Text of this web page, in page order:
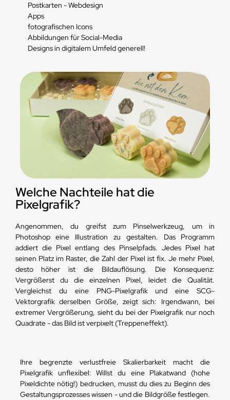
Postkarten - Webdesign
Apps
fotografischen Icons
Abbildungen für Social-Media
Designs in digitalem Umfeld generell!
Welche Nachteile hat die
Pixelgrafik?
Angenommen, du greifst zum Pinselwerkzeug, um in
Photoshop eine Illustration zu gestalten. Das Programm
addiert die Pixel entlang des Pinselpfads. Jedes Pixel hat
seinen Platz im Raster, die Zahl der Pixel ist fix. Je mehr Pixel,
desto höher ist die Bildauflösung. Die Konsequenz:
Vergrößerst du die einzelnen Pixel, leidet die Qualität.
Vergleichst du eine PNG-Pixelgrafik und eine SCG-
Vektorgrafik derselben Größe, zeigt sich: Irgendwann, bei
extremer Vergrößerung, sieht du bei der Pixelgrafik nur noch
Quadrate - das Bild ist verpixelt (Treppeneffekt).
Ihre begrenzte verlustfreie Skalierbarkeit macht die
Pixelgrafik unflexibel: Willst du eine Plakatwand (hohe
Pixeldichte nötig!) bedrucken, musst du dies zu Beginn des
Gestaltungsprozesses wissen - und die Bildgröße festlegen.